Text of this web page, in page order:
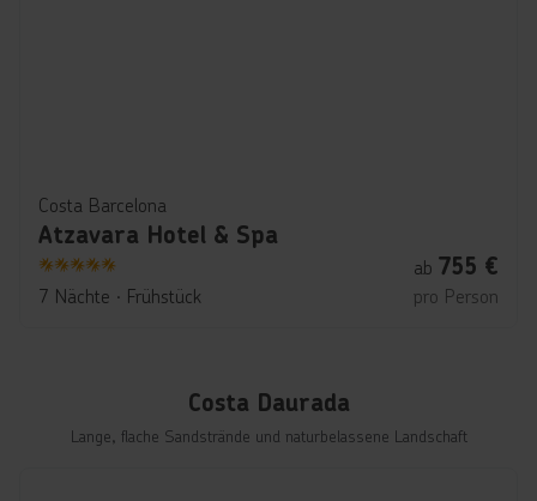
Costa Barcelona
Atzavara Hotel & Spa
5
7 Nächte ∙ Frühstück
ab 755 €
pro Person
Costa Daurada
Lange, flache Sandstrände und naturbelassene Landschaft